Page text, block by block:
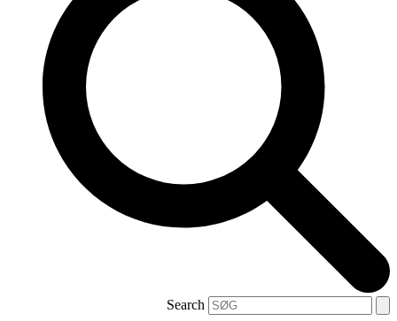
Search